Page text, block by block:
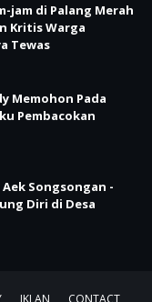
jam di Palang Merah
Kritis Warga
Tewas
Memohon Pada
Pembacokan
Songsongan -
Diri di Desa
IKLAN CONTACT